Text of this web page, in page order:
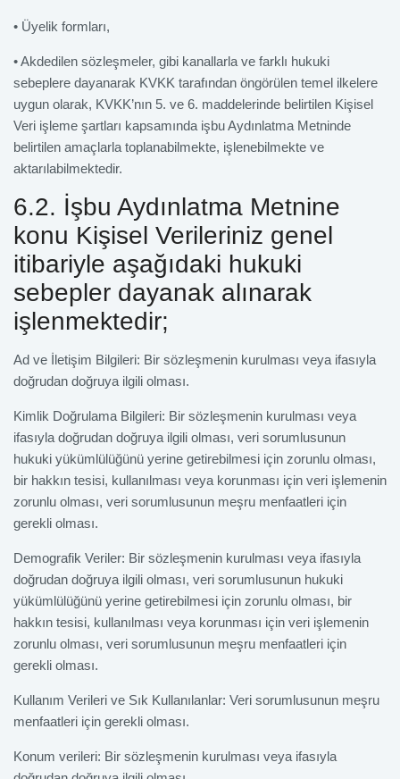
• Üyelik formları,
• Akdedilen sözleşmeler, gibi kanallarla ve farklı hukuki
sebeplere dayanarak KVKK tarafından öngörülen temel ilkelere
uygun olarak, KVKK’nın 5. ve 6. maddelerinde belirtilen Kişisel
Veri işleme şartları kapsamında işbu Aydınlatma Metninde
belirtilen amaçlarla toplanabilmekte, işlenebilmekte ve
aktarılabilmektedir.
6.2. İşbu Aydınlatma Metnine
konu Kişisel Verileriniz genel
itibariyle aşağıdaki hukuki
sebepler dayanak alınarak
işlenmektedir;
Ad ve İletişim Bilgileri: Bir sözleşmenin kurulması veya ifasıyla
doğrudan doğruya ilgili olması.
Kimlik Doğrulama Bilgileri: Bir sözleşmenin kurulması veya
ifasıyla doğrudan doğruya ilgili olması, veri sorumlusunun
hukuki yükümlülüğünü yerine getirebilmesi için zorunlu olması,
bir hakkın tesisi, kullanılması veya korunması için veri işlemenin
zorunlu olması, veri sorumlusunun meşru menfaatleri için
gerekli olması.
Demografik Veriler: Bir sözleşmenin kurulması veya ifasıyla
doğrudan doğruya ilgili olması, veri sorumlusunun hukuki
yükümlülüğünü yerine getirebilmesi için zorunlu olması, bir
hakkın tesisi, kullanılması veya korunması için veri işlemenin
zorunlu olması, veri sorumlusunun meşru menfaatleri için
gerekli olması.
Kullanım Verileri ve Sık Kullanılanlar: Veri sorumlusunun meşru
menfaatleri için gerekli olması.
Konum verileri: Bir sözleşmenin kurulması veya ifasıyla